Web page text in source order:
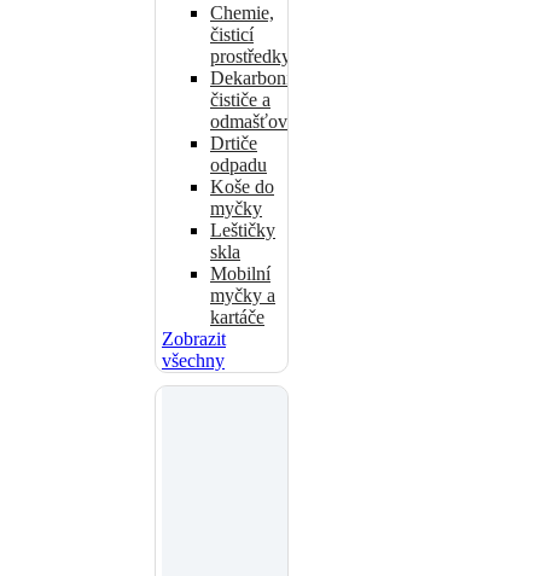
Chemie,
čisticí
prostředky
Dekarbonizační
čističe a
odmašťovače
Drtiče
odpadu
Koše do
myčky
Leštičky
skla
Mobilní
myčky a
kartáče
Zobrazit
všechny